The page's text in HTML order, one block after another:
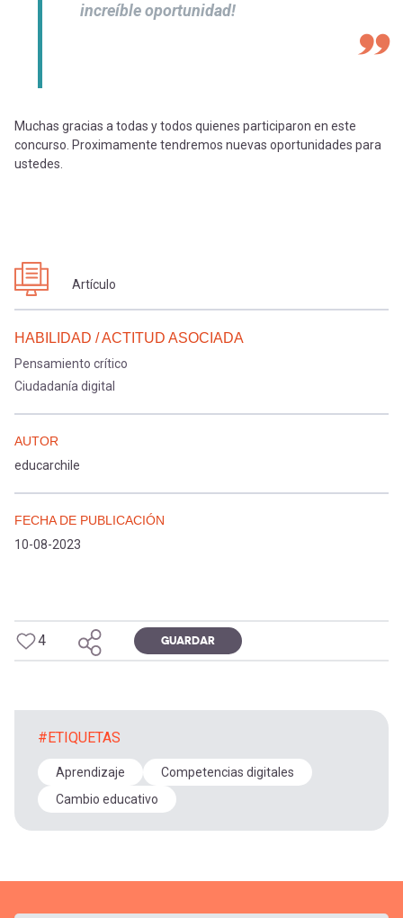
increíble oportunidad!
Muchas gracias a todas y todos quienes participaron en este
concurso. Proximamente tendremos nuevas oportunidades para
ustedes.
Artículo
HABILIDAD / ACTITUD ASOCIADA
Pensamiento crítico
Ciudadanía digital
AUTOR
educarchile
FECHA DE PUBLICACIÓN
10-08-2023
4 GUARDAR
#ETIQUETAS
Aprendizaje
Competencias digitales
Cambio educativo